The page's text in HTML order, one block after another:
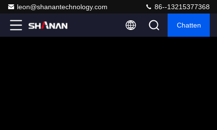
leon@shanantechnology.com 86--13215377368
Chatten